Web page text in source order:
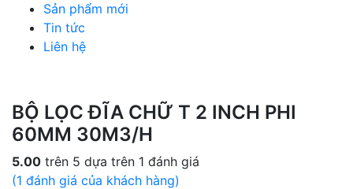
Sản phẩm mới
Tin tức
Liên hệ
BỘ LỌC ĐĨA CHỮ T 2 INCH PHI
60MM 30M3/H
5.00 trên 5 dựa trên 1 đánh giá
(1 đánh giá của khách hàng)